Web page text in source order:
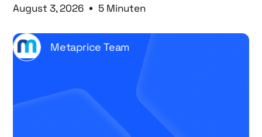
August 3, 2026 5 Minuten
Metaprice Team